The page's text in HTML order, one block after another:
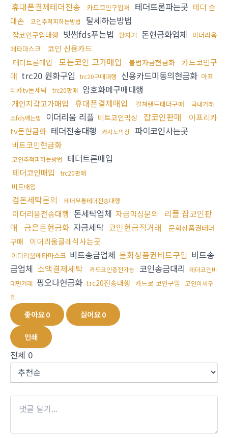
휴대폰결제테더전송 카드코인구입처 테더트론파는곳 테더 손
대손
코인추적피하는방법 탈세하는방법
잡코인구입대행 빗썸fds푸는법 환치기 돈현금화업체
이더리움
메타마스크
코인 신용카드
테더트론매입 모든코인 고가매입 불법자금현금화
카드코인구
매 trc20 원화구입 trc20구매대행 신용카드미동의현금화 아프
리카tv돈세탁
trc20판매 암호화폐구매대행
개인지갑고가매입 휴대폰결제매입 컬쳐랜드테더구매
국내거래
소fds깨는법
이더리움 리플 비트코인믹싱 잡코인판매
아프리카
tv돈현금화 테더전송대행 카지노믹싱 파이코인사는곳
비트코인현금화
코인추적피하는방법 테더트론매입
테더코인매입 trc20판매
비트매입
검돈세탁문의 테더무통테더전송대행
이더리움전송대행 돈세탁업체 자금믹싱문의
리플 잡코인판
매 금은돈현금화 자금세탁 코인현금직거래
문화상품권테더
구매
이더리움클레식사는곳
이더리움메타마스크 비트송금업체 문화상품권비트구입 비트송
금업체 소액결제세탁 카드코인충전가능 코인송금대리 테더코인비
대면거래 핑오다현금화 trc20전송대행 카드로 코인구입
코인이체구
입
좋아요0 싫어요0
인쇄
전체 0